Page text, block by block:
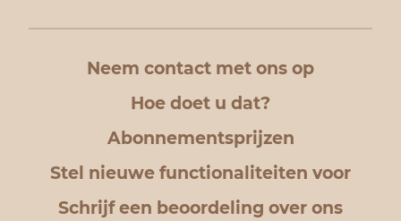
Neem contact met ons op
Hoe doet u dat?
Abonnementsprijzen
Stel nieuwe functionaliteiten voor
Schrijf een beoordeling over ons